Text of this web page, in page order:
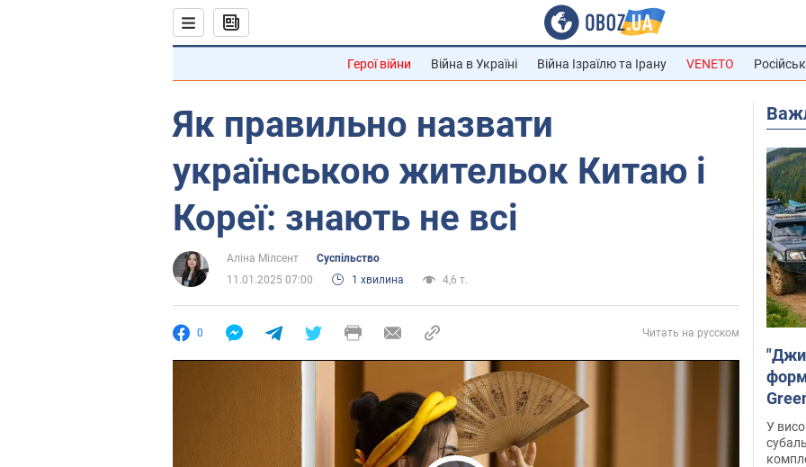
Герої війни Війна в Україні Війна Ізраїлю та Ірану VENETO
Як правильно назвати
українською жительок Китаю і
Кореї: знають не всі
Аліна Мілсент
Суспільство
11.01.2025 07:00
1 хвилина 4,6 т.
0 Читать на русском
У